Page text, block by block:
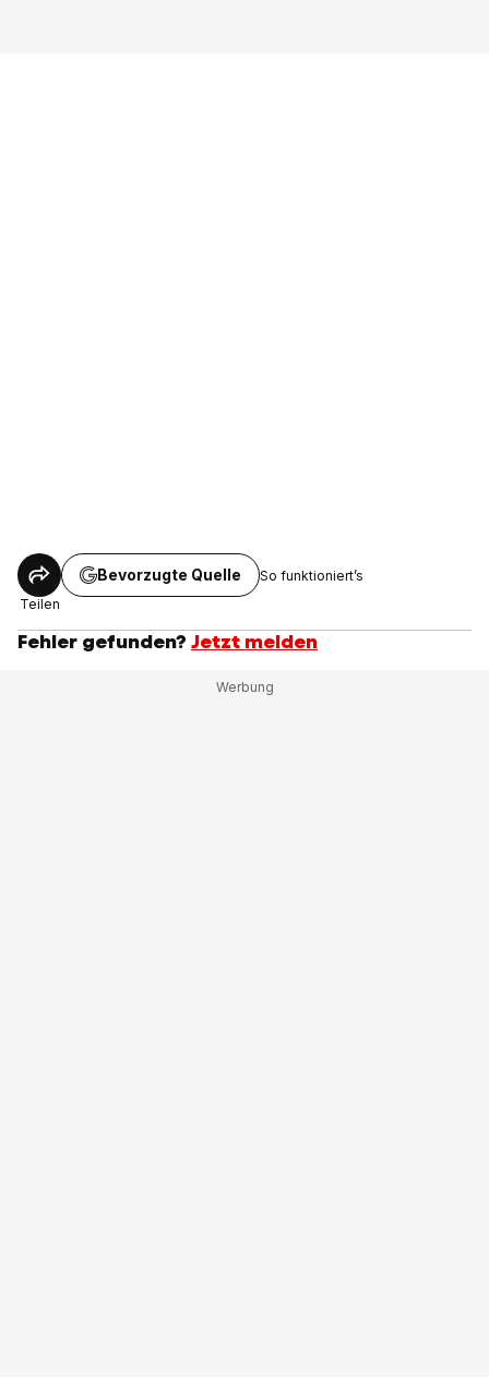
Teilen
Bevorzugte Quelle So funktioniert’s
Fehler gefunden? Jetzt melden